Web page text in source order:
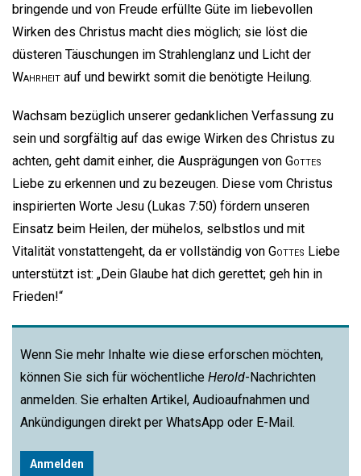
bringende und von Freude erfüllte Güte im liebevollen
Wirken des Christus macht dies möglich; sie löst die
düsteren Täuschungen im Strahlenglanz und Licht der
Wahrheit auf und bewirkt somit die benötigte Heilung.
Wachsam bezüglich unserer gedanklichen Verfassung zu
sein und sorgfältig auf das ewige Wirken des Christus zu
achten, geht damit einher, die Ausprägungen von Gottes
Liebe zu erkennen und zu bezeugen. Diese vom Christus
inspirierten Worte Jesu (Lukas 7:50) fördern unseren
Einsatz beim Heilen, der mühelos, selbstlos und mit
Vitalität vonstattengeht, da er vollständig von Gottes Liebe
unterstützt ist: „Dein Glaube hat dich gerettet; geh hin in
Frieden!“
Wenn Sie mehr Inhalte wie diese erforschen möchten,
können Sie sich für wöchentliche Herold-Nachrichten
anmelden. Sie erhalten Artikel, Audioaufnahmen und
Ankündigungen direkt per WhatsApp oder E-Mail.
Anmelden